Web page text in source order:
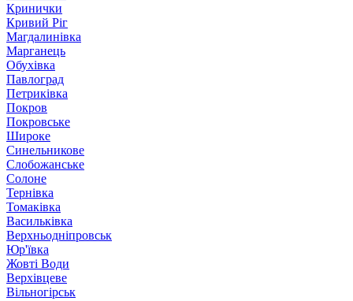
Кринички
Кривий Ріг
Магдалинівка
Марганець
Обухівка
Павлоград
Петриківка
Покров
Покровське
Широке
Синельникове
Слобожанське
Солоне
Тернівка
Томаківка
Васильківка
Верхньодніпровськ
Юр'ївка
Жовті Води
Верхівцеве
Вільногірськ